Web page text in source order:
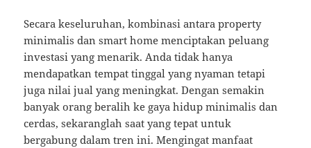
Secara keseluruhan, kombinasi antara property
minimalis dan smart home menciptakan peluang
investasi yang menarik. Anda tidak hanya
mendapatkan tempat tinggal yang nyaman tetapi
juga nilai jual yang meningkat. Dengan semakin
banyak orang beralih ke gaya hidup minimalis dan
cerdas, sekaranglah saat yang tepat untuk
bergabung dalam tren ini. Mengingat manfaat